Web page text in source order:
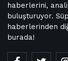
haberlerini,
buluşturuyor.
haberlerinden
burada!